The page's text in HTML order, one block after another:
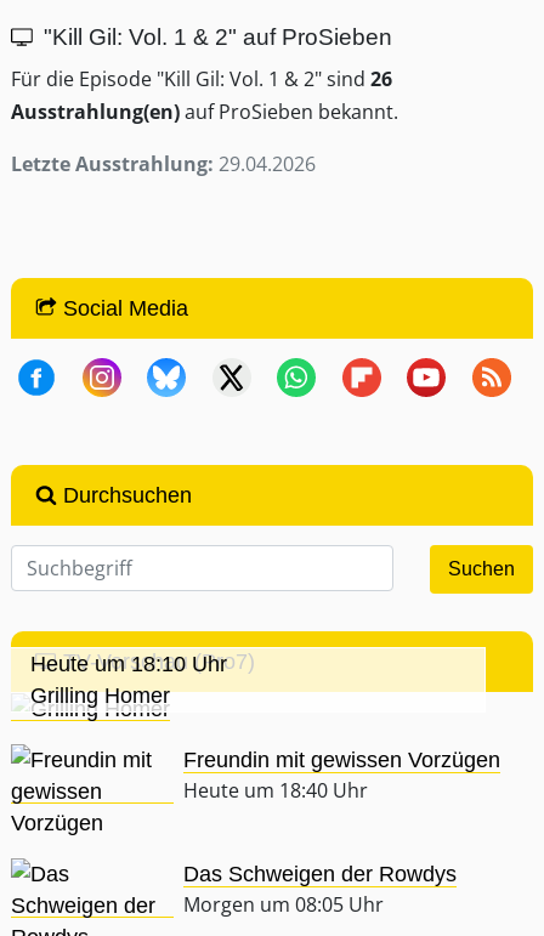
"Kill Gil: Vol. 1 & 2" auf ProSieben
Für die Episode "Kill Gil: Vol. 1 & 2" sind 26
Ausstrahlung(en)auf ProSieben bekannt.
Letzte Ausstrahlung: 29.04.2026
Social Media
Durchsuchen
TV-Vorschau (Pro7)
Heute um 18:10 Uhr
Grilling Homer
Freundin mit gewissen Vorzügen
Heute um 18:40 Uhr
Das Schweigen der Rowdys
Morgen um 08:05 Uhr